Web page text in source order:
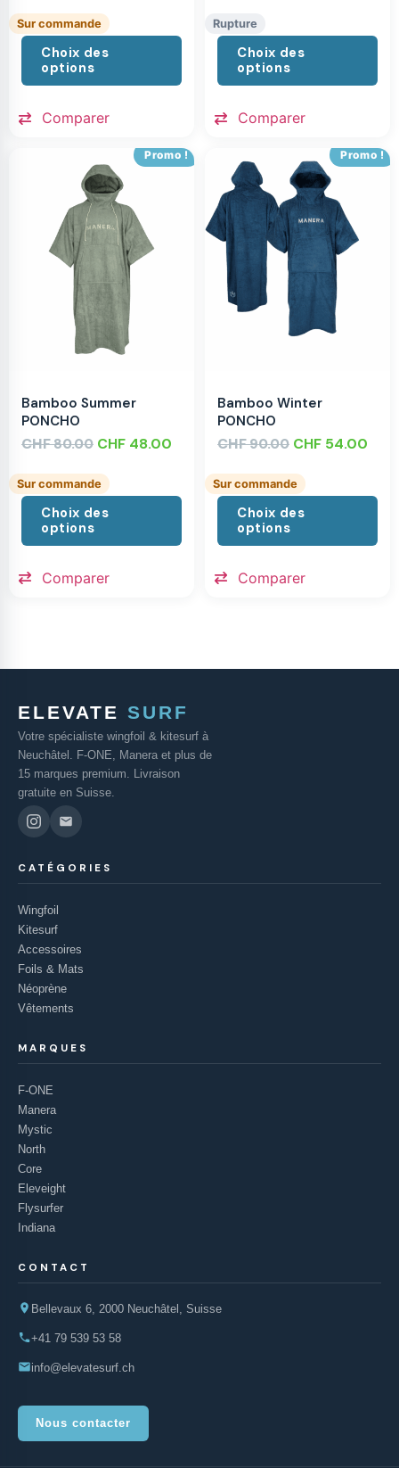
Sur commande
Choix des
options
Comparer
Rupture
Choix des
options
Comparer
Promo !
Bamboo Summer
PONCHO
CHF80.00 CHF 48.00
Sur commande
Choix des
options
Comparer
Promo !
Bamboo Winter
PONCHO
CHF90.00 CHF 54.00
Sur commande
Choix des
options
Comparer
ELEVATE SURF
Votre spécialiste wingfoil & kitesurf à
Neuchâtel. F-ONE, Manera et plus de
15 marques premium. Livraison
gratuite en Suisse.
CATÉGORIES
Wingfoil
Kitesurf
Accessoires
Foils & Mats
Néoprène
Vêtements
MARQUES
F-ONE
Manera
Mystic
North
Core
Eleveight
Flysurfer
Indiana
CONTACT
Bellevaux 6, 2000 Neuchâtel, Suisse
+41 79 539 53 58
info@elevatesurf.ch
Nous contacter